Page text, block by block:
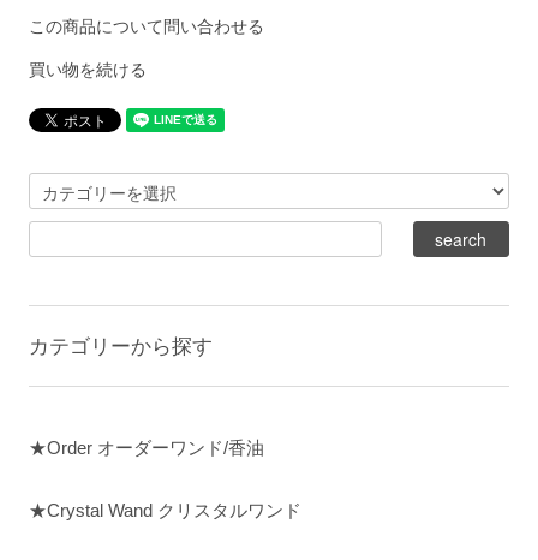
この商品について問い合わせる
買い物を続ける
カテゴリーから探す
★Order オーダーワンド/香油
★Crystal Wand クリスタルワンド